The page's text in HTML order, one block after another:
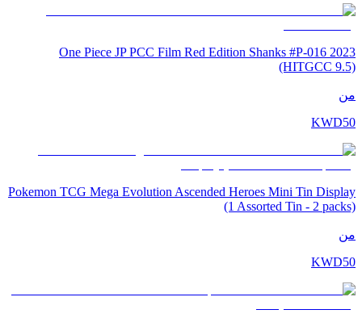
2023 One Piece JP PCC Film Red Edition Shanks #P-016
(HITGCC 9.5)
من
KWD50
Pokemon TCG Mega Evolution Ascended Heroes Mini Tin Display
(1 Assorted Tin - 2 packs)
من
KWD50